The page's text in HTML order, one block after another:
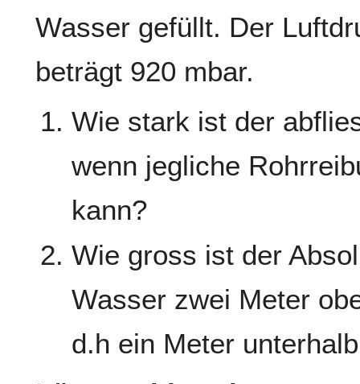
Wasser gefüllt. Der
beträgt 920 mbar.
Wie stark ist der
wenn jegliche
kann?
Wie gross ist der
Wasser zwei Meter
d.h ein Meter